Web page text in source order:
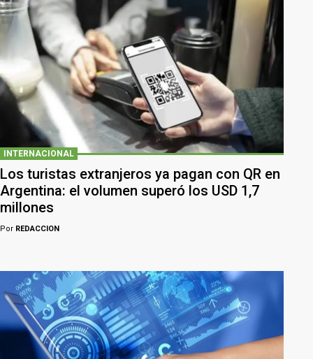
INTERNACIONAL
Los turistas extranjeros ya pagan con QR en
Argentina: el volumen superó los USD 1,7
millones
Por REDACCION